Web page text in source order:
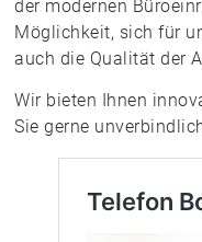
der modernen
Möglichkeit, sich für
auch die Qualität der
Wir bieten Ihnen
Sie gerne